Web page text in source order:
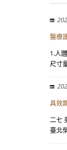
醫療
1.人
尺寸
具效
二七
臺北